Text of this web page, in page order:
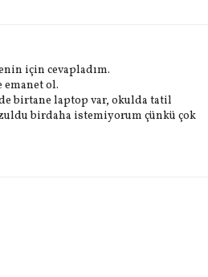
için cevapladım.
ol.
birtane laptop var, okulda tatil
birdaha istemiyorum çünkü çok